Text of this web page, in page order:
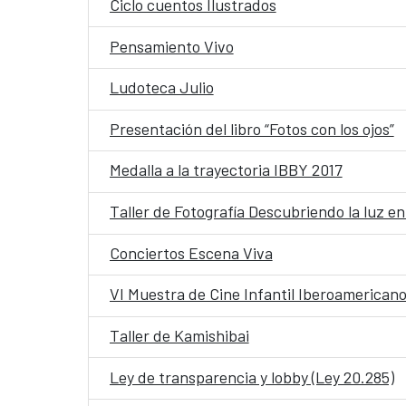
Ciclo cuentos Ilustrados
Pensamiento Vivo
Ludoteca Julio
Presentación del libro “Fotos con los ojos”
Medalla a la trayectoria IBBY 2017
Taller de Fotografía Descubriendo la luz
Conciertos Escena Viva
VI Muestra de Cine Infantil
Taller de Kamishibai
Ley de transparencia y lobby (Ley 20.285)